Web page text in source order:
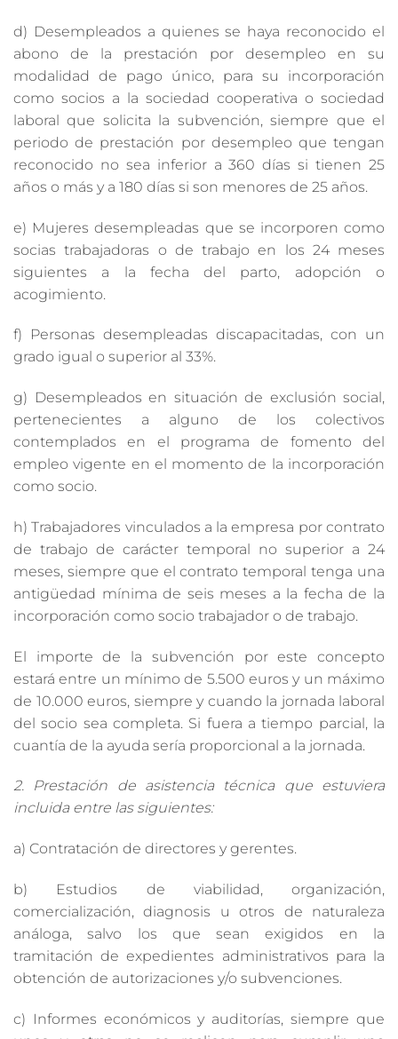
d) Desempleados a quienes se haya reconocido el
abono de la prestación por desempleo en su
modalidad de pago único, para su incorporación
como socios a la sociedad cooperativa o sociedad
laboral que solicita la subvención, siempre que el
periodo de prestación por desempleo que tengan
reconocido no sea inferior a 360 días si tienen 25
años o más y a 180 días si son menores de 25 años.
e) Mujeres desempleadas que se incorporen como
socias trabajadoras o de trabajo en los 24 meses
siguientes a la fecha del parto, adopción o
acogimiento.
f) Personas desempleadas discapacitadas, con un
grado igual o superior al 33%.
g) Desempleados en situación de exclusión social,
pertenecientes a alguno de los colectivos
contemplados en el programa de fomento del
empleo vigente en el momento de la incorporación
como socio.
h) Trabajadores vinculados a la empresa por contrato
de trabajo de carácter temporal no superior a 24
meses, siempre que el contrato temporal tenga una
antigüedad mínima de seis meses a la fecha de la
incorporación como socio trabajador o de trabajo.
El importe de la subvención por este concepto
estará entre un mínimo de 5.500 euros y un máximo
de 10.000 euros, siempre y cuando la jornada laboral
del socio sea completa. Si fuera a tiempo parcial, la
cuantía de la ayuda sería proporcional a la jornada.
2. Prestación de asistencia técnica que estuviera
incluida entre las siguientes:
a) Contratación de directores y gerentes.
b) Estudios de viabilidad, organización,
comercialización, diagnosis u otros de naturaleza
análoga, salvo los que sean exigidos en la
tramitación de expedientes administrativos para la
obtención de autorizaciones y/o subvenciones.
c) Informes económicos y auditorías, siempre que